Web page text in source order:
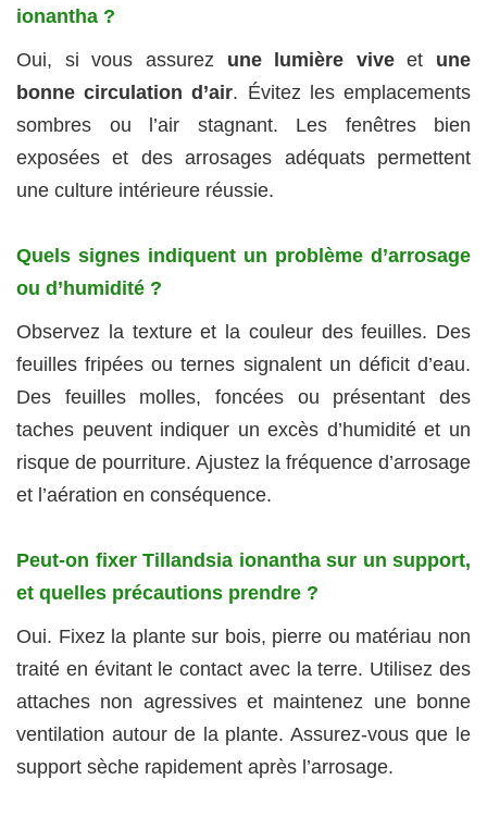
ionantha ?
Oui, si vous assurez une lumière viveet une
bonne circulation d’air. Évitez les emplacements
sombres ou l’air stagnant. Les fenêtres bien
exposées et des arrosages adéquats permettent
une culture intérieure réussie.
Quels signes indiquent un problème d’arrosage
ou d’humidité ?
Observez la texture et la couleur des feuilles. Des
feuilles fripées ou ternes signalent un déficit d’eau.
Des feuilles molles, foncées ou présentant des
taches peuvent indiquer un excès d’humidité et un
risque de pourriture. Ajustez la fréquence d’arrosage
et l’aération en conséquence.
Peut‑on fixer Tillandsia ionantha sur un support,
et quelles précautions prendre ?
Oui. Fixez la plante sur bois, pierre ou matériau non
traité en évitant le contact avec la terre. Utilisez des
attaches non agressives et maintenez une bonne
ventilation autour de la plante. Assurez‑vous que le
support sèche rapidement après l’arrosage.